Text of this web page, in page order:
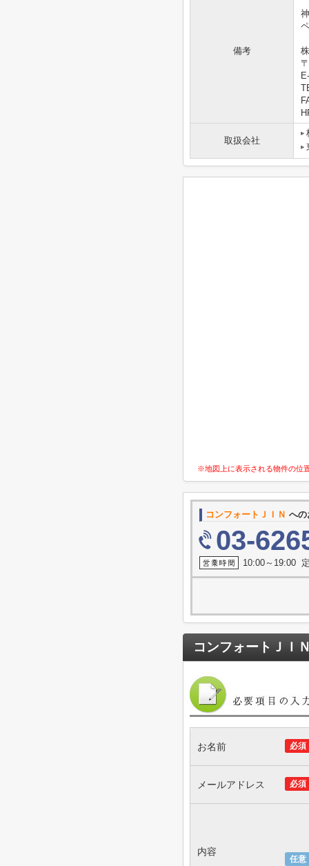
備考
取扱会社
※地図上に表示される物件の位
コンフォートＪＩＮ へ
03-
10:00～19:00
コンフォートＪＩ
必須
お名前
必須
メールアドレス
任意
内容